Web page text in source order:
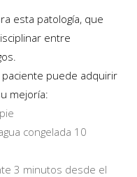
esta patología, que
entre
paciente puede adquirir
mejoría:
congelada 10
3 minutos desde el